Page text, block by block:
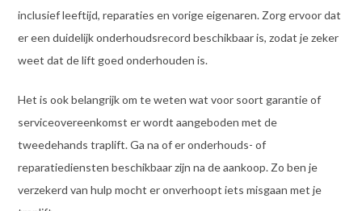
inclusief leeftijd, reparaties en vorige eigenaren. Zorg ervoor dat
er een duidelijk onderhoudsrecord beschikbaar is, zodat je zeker
weet dat de lift goed onderhouden is.
Het is ook belangrijk om te weten wat voor soort garantie of
serviceovereenkomst er wordt aangeboden met de
tweedehands traplift. Ga na of er onderhouds- of
reparatiediensten beschikbaar zijn na de aankoop. Zo ben je
verzekerd van hulp mocht er onverhoopt iets misgaan met je